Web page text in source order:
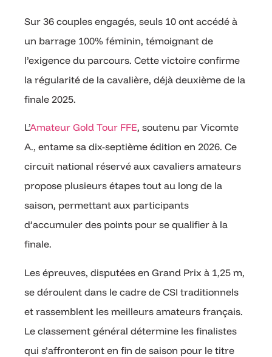
Sur 36 couples engagés, seuls 10 ont accédé à
un barrage 100% féminin, témoignant de
l’exigence du parcours. Cette victoire confirme
la régularité de la cavalière, déjà deuxième de la
finale 2025.
L’Amateur Gold Tour FFE, soutenu par Vicomte
A., entame sa dix-septième édition en 2026. Ce
circuit national réservé aux cavaliers amateurs
propose plusieurs étapes tout au long de la
saison, permettant aux participants
d’accumuler des points pour se qualifier à la
finale.
Les épreuves, disputées en Grand Prix à 1,25 m,
se déroulent dans le cadre de CSI traditionnels
et rassemblent les meilleurs amateurs français.
Le classement général détermine les finalistes
qui s’affronteront en fin de saison pour le titre